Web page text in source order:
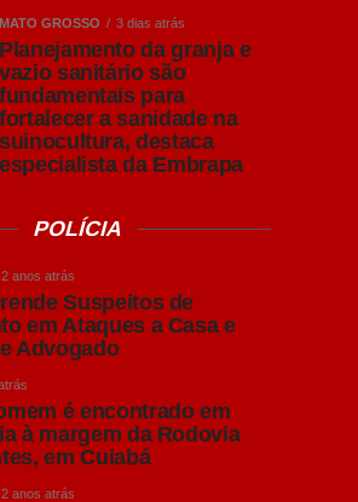
MATO GROSSO 3 dias atrás
Planejamento da granja e
vazio sanitário são
fundamentais para
fortalecer a sanidade na
suinocultura, destaca
especialista da Embrapa
POLÍCIA
2 anos atrás
Suspeitos de
em Ataques a Casa e
Advogado
é encontrado em
à margem da Rodovia
em Cuiabá
2 anos atrás